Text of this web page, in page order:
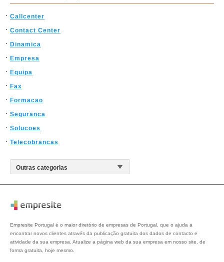
Callcenter
Contact Center
Dinamica
Empresa
Equipa
Fax
Formacao
Seguranca
Solucoes
Telecobrancas
Empresite Portugal é o maior diretório de empresas de Portugal, que o ajuda a
encontrar novos clientes através da publicação gratuita dos dados de contacto e
atividade da sua empresa. Atualize a página web da sua empresa em nosso site, de
forma gratuita, hoje mesmo.